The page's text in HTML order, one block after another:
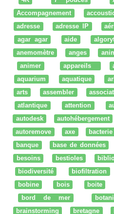
Accompagnement
adresse
adresse IP
agar agar
aide
anemomètre
anges
animer
appareils
aquarium
aquatique
arts
assembler
atlantique
attention
autodesk
autohébergement
autoremove
axe bacterie
banque
base de données
besoins
bestioles
biodiversité
biofiltration
bobine
bois boite
bord de mer
brainstorming
bretagne